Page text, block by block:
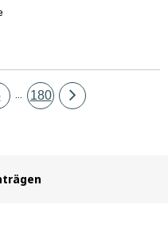
Seite
180
Eine